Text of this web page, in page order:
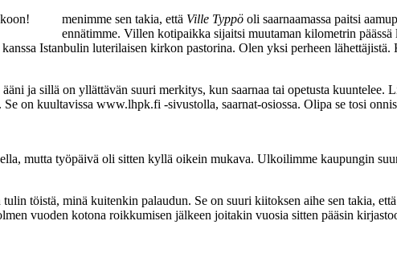
menimme sen takia, että Ville Typpö oli saarnaamassa paitsi
ennätimme. Villen kotipaikka sijaitsi muutaman kilometrin
Istanbulin luterilaisen kirkon pastorina. Olen yksi perheen lähettäjistä.
ja sillä on yllättävän suuri merkitys, kun saarnaa tai opetusta kuuntelee.
on kuultavissa www.lhpk.fi -sivustolla, saarnat-osiossa. Olipa se tosi
mutta työpäivä oli sitten kyllä oikein mukava. Ulkoilimme kaupungin
töistä, minä kuitenkin palaudun. Se on suuri kiitoksen aihe sen takia,
vuoden kotona roikkumisen jälkeen joitakin vuosia sitten pääsin